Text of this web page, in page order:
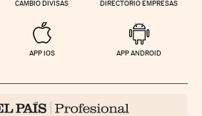
CAMBIO DIVISAS DIRECTORIO EMPRESAS
APP IOS APP ANDROID